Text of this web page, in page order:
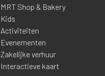
MRT Shop & Bakery
Kids
Activiteiten
Evenementen
Zakelijke verhuur
Interactieve kaart